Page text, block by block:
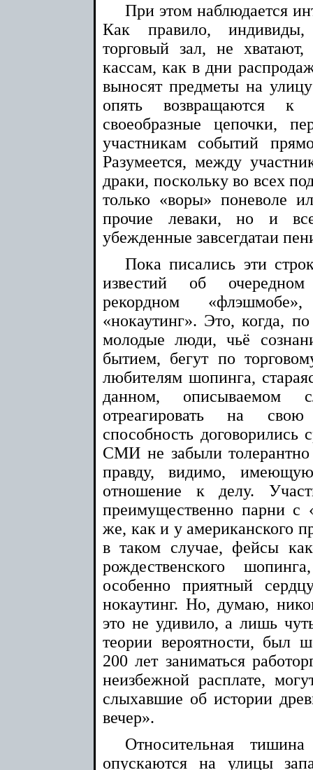
При этом наблюдается
Как правило,
торговый зал, не
кассам, как в дни
выносят предметы на
опять возвращаются к
своеобразные цепочки,
участникам событий
Разумеется, между
драки, поскольку во всех
только «воры» поневоле
прочие леваки, но и
убежденные завсегдатаи
Пока писались эти
известий об
рекордном
«нокаутинг». Это, когда,
молодые люди, чьё
бытием, бегут по
любителям шопинга,
данном, описываемом
отреагировать на
способность договорились
СМИ не забыли
правду, видимо, имеющую
отношение к делу.
преимущественно парни с
же, как и у американского
в таком случае, фейсы
рождественского
особенно приятный
нокаутинг. Но, думаю,
это не удивило, а лишь
теории вероятности, был
200 лет заниматься
неизбежной расплате,
слыхавшие об истории
вечер».
Относительная
опускаются на улицы